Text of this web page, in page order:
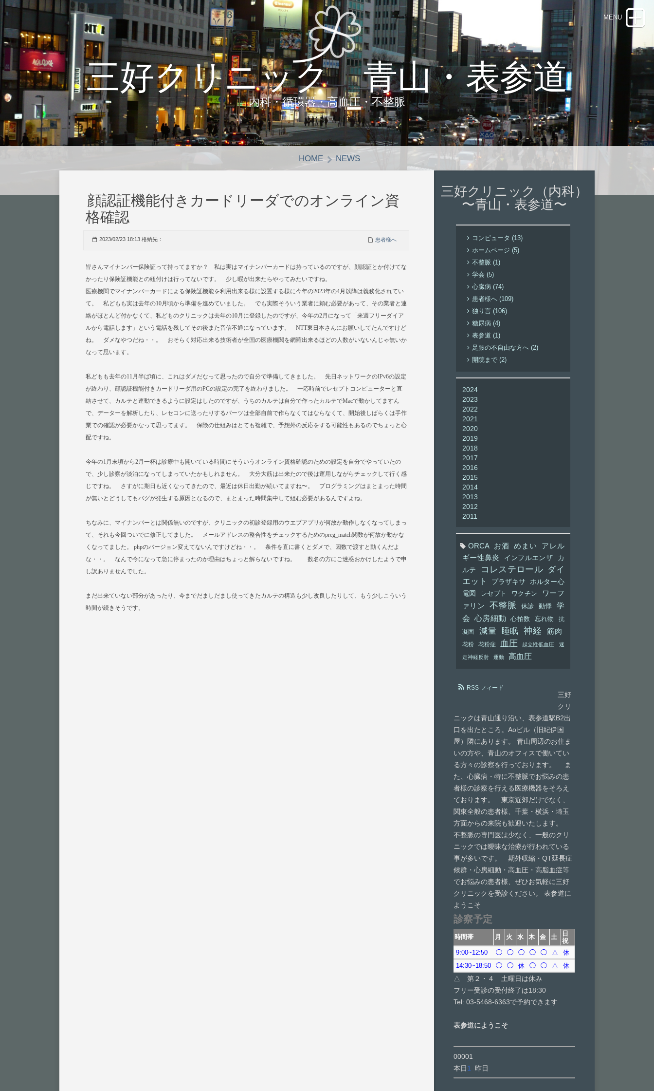
三好クリニック 青山・表参道
内科・循環器・高血圧・不整脈
HOME NEWS
顔認証機能付きカードリーダでのオンライン資
格確認
2023/02/23 18:13 格納先： 患者様へ
皆さんマイナンバー保険証って持ってますか？ 私は実はマイナンバーカードは持っているのですが、顔認証とか付けてな
かったり保険証機能との紐付けは行ってないです。 少し暇が出来たらやってみたいですね。
医療機関でマイナンバーカードによる保険証機能を利用出来る様に設置する様に今年の2023年の4月以降は義務化されてい
て。 私どもも実は去年の10月頃から準備を進めていました。 でも実際そういう業者に頼む必要があって、その業者と連
絡がほとんど付かなくて、私どものクリニックは去年の10月に登録したのですが、今年の2月になって「来週フリーダイア
ルから電話します」という電話を残してその後また音信不通になっています。 NTT東日本さんにお願いしてたんですけど
ね。 ダメなやつだね・・。 おそらく対応出来る技術者が全国の医療機関を網羅出来るほどの人数がいないんじゃ無いか
なって思います。
私どもも去年の11月半ば頃に、これはダメだなって思ったので自分で準備してきました。 先日ネットワークのIPv6の設定
が終わり、顔認証機能付きカードリーダ用のPCの設定の完了を終わりました。 一応時前でレセプトコンピューターと直
結させて、カルテと連動できるように設定はしたのですが、うちのカルテは自分で作ったカルテでMacで動かしてますん
で、データーを解析したり、レセコンに送ったりするパーツは全部自前で作らなくてはならなくて、開始後しばらくは手作
業での確認が必要かなって思ってます。 保険の仕組みはとても複雑で、予想外の反応をする可能性もあるのでちょっと心
配ですね。
今年の1月末頃から2月一杯は診療中も開いている時間にそういうオンライン資格確認のための設定を自分でやっていたの
で、少し診察が淡泊になってしまっていたかもしれません。 大分大筋は出来たので後は運用しながらチェックして行く感
じですね。 さすがに期日も近くなってきたので、最近は休日出勤が続いてますね〜。 プログラミングはまとまった時間
が無いとどうしてもバグが発生する原因となるので、まとまった時間集中して組む必要があるんですよね。
ちなみに、マイナンバーとは関係無いのですが、クリニックの初診登録用のウエブアプリが何故か動作しなくなってしまっ
て、それも今回ついでに修正してました。 メールアドレスの整合性をチェックするためのpreg_match関数が何故か動かな
くなってました。 phpのバージョン変えてないんですけどね・・。 条件を直に書くとダメで、因数で渡すと動くんだよ
な・・。 なんで今になって急に停まったのか理由はちょっと解らないですね。 数名の方にご迷惑おかけしたようで申
し訳ありませんでした。
まだ出来ていない部分があったり、今までだましだまし使ってきたカルテの構造も少し改良したりして、もう少しこういう
時間が続きそうです。
三好クリニック（内科）
〜青山・表参道〜
コンピュータ (13)
ホームページ (5)
不整脈 (1)
学会 (5)
心臓病 (74)
患者様へ (109)
独り言 (106)
糖尿病 (4)
表参道 (1)
足腰の不自由な方へ (2)
開院まで (2)
2024
2023
2022
2021
2020
2019
2018
2017
2016
2015
2014
2013
2012
2011
ORCA お酒 めまい
アレル
ギー性鼻炎
インフルエンザ
カ
ルテ
コレステロール ダイ
エット
プラザキサ
ホルター心
電図
レセプト ワクチン
ワーフ
ァリン
不整脈 休診 動悸
学
会 心房細動 心拍数 忘れ物
抗
凝固
減量 睡眠 神経 筋肉
花粉 花粉症 血圧 起立性低血圧 迷
走神経反射 運動 高血圧
RSS フィード
三好
クリ
ニックは青山通り沿い、表参道駅B2出
口を出たところ。Aoビル（旧紀伊国
屋）隣にあります。 青山周辺のお住ま
いの方や、青山のオフィスで働いてい
る方々の診察を行っております。 ま
た、心臓病・特に不整脈でお悩みの患
者様の診察を行える医療機器をそろえ
ております。 東京近郊だけでなく、
関東全般の患者様、千葉・横浜・埼玉
方面からの来院も歓迎いたします。
不整脈の専門医は少なく、一般のクリ
ニックでは曖昧な治療が行われている
事が多いです。 期外収縮・QT延長症
候群・心房細動・高血圧・高脂血症等
でお悩みの患者様、ぜひお気軽に三好
クリニックを受診ください。 表参道に
ようこそ
診察予定
時間帯 月 火 水 木 金 土
日
祝
9:00~12:50
◯ ◯ ◯ ◯ ◯ △
休
14:30~18:50
◯ ◯ 休 ◯ ◯ △ 休
△ 第２・４ 土曜日は休み
フリー受診の受付終了は18:30
Tel: 03-5468-6363で予約できます
表参道にようこそ
00001
本日1 昨日